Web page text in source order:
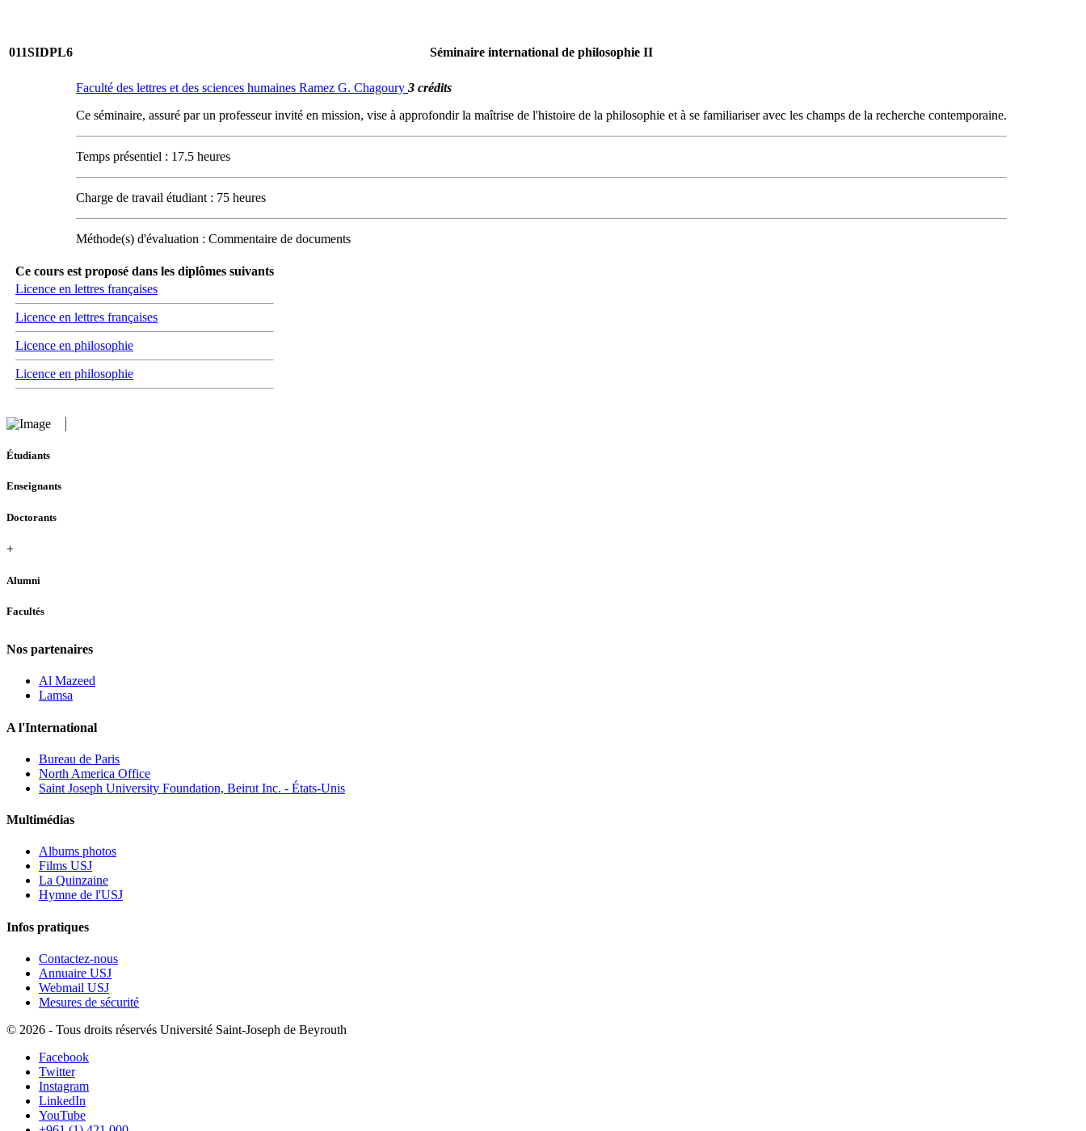
011SIDPL6 Séminaire international de philosophie II
Faculté des lettres et des sciences humaines Ramez G. Chagoury 3 crédits
Ce séminaire, assuré par un professeur invité en mission, vise à approfondir la maîtrise de l'histoire de la philosophie et à se familiariser avec les champs de la recherche contemporaine.
Temps présentiel : 17.5 heures
Charge de travail étudiant : 75 heures
Méthode(s) d'évaluation : Commentaire de documents
Ce cours est proposé dans les diplômes suivants
Licence en lettres françaises
Licence en lettres françaises
Licence en philosophie
Licence en philosophie
Étudiants
Enseignants
Doctorants
+
Alumni
Facultés
Nos partenaires
Al Mazeed
Lamsa
A l'International
Bureau de Paris
North America Office
Saint Joseph University Foundation, Beirut Inc. - États-Unis
Multimédias
Albums photos
Films USJ
La Quinzaine
Hymne de l'USJ
Infos pratiques
Contactez-nous
Annuaire USJ
Webmail USJ
Mesures de sécurité
© 2026 - Tous droits réservés Université Saint-Joseph de Beyrouth
Facebook
Twitter
Instagram
LinkedIn
YouTube